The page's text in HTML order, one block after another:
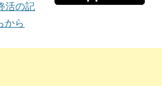
活の記
から